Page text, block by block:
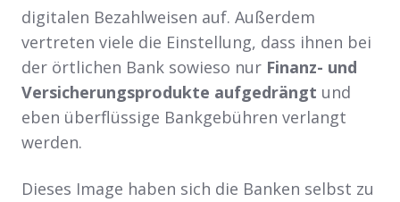
digitalen Bezahlweisen auf. Außerdem
vertreten viele die Einstellung, dass ihnen bei
der örtlichen Bank sowieso nur Finanz- und
Versicherungsprodukte aufgedrängt und
eben überflüssige Bankgebühren verlangt
werden.
Dieses Image haben sich die Banken selbst zu